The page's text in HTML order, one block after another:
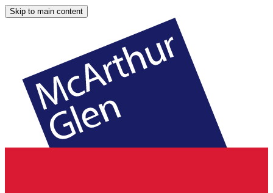
Skip to main content